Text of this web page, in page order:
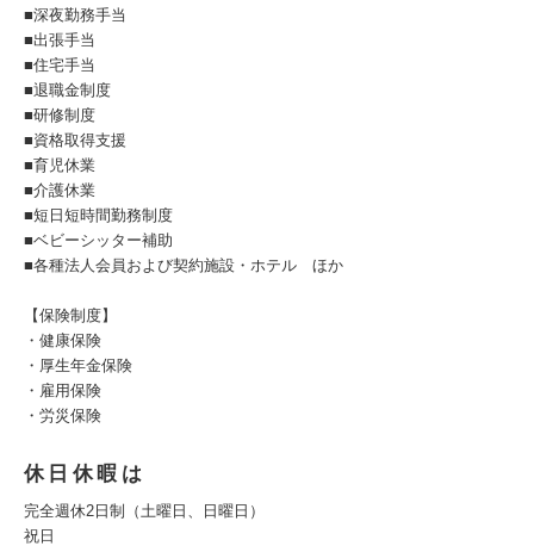
■深夜勤務手当
■出張手当
■住宅手当
■退職金制度
■研修制度
■資格取得支援
■育児休業
■介護休業
■短日短時間勤務制度
■ベビーシッター補助
■各種法人会員および契約施設・ホテル ほか
【保険制度】
・健康保険
・厚生年金保険
・雇用保険
・労災保険
休日休暇は
完全週休2日制（土曜日、日曜日）
祝日